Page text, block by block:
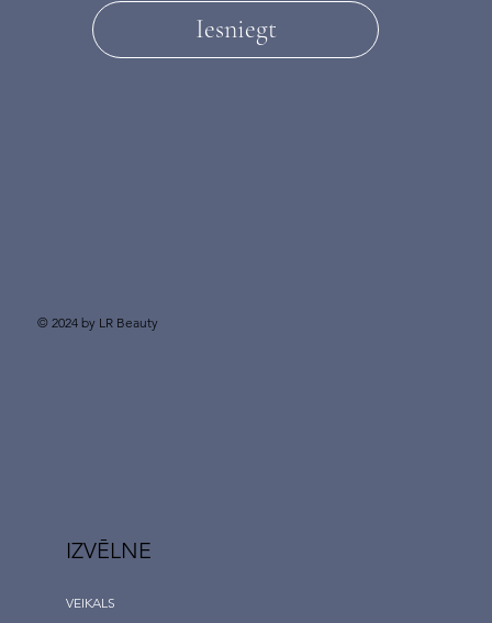
IZVĒLNE
VEIKALS
Iesniegt
© 2024 by LR Beauty